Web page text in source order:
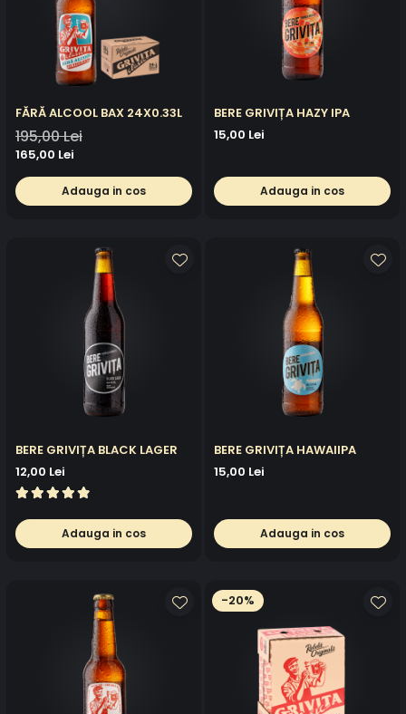
FĂRĂ ALCOOL BAX 24X0.33L
195,00 Lei
165,00 Lei
Adauga in cos
BERE GRIVIȚA HAZY IPA
15,00 Lei
Adauga in cos
BERE GRIVIȚA BLACK LAGER
12,00 Lei
Adauga in cos
BERE GRIVIȚA HAWAIIPA
15,00 Lei
Adauga in cos
-20%